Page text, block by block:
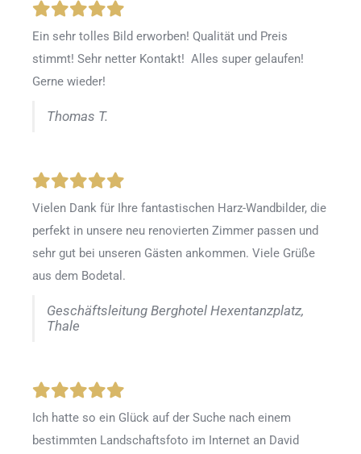
Ein sehr tolles Bild erworben! Qualität und Preis
stimmt! Sehr netter Kontakt! Alles super gelaufen!
Gerne wieder!
Thomas T.
Vielen Dank für Ihre fantastischen Harz-Wandbilder, die
perfekt in unsere neu renovierten Zimmer passen und
sehr gut bei unseren Gästen ankommen. Viele Grüße
aus dem Bodetal.
Geschäftsleitung Berghotel Hexentanzplatz,
Thale
Ich hatte so ein Glück auf der Suche nach einem
bestimmten Landschaftsfoto im Internet an David